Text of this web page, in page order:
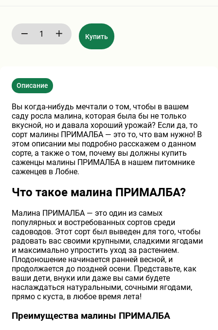
Купить
Описание
Вы когда-нибудь мечтали о том, чтобы в вашем
саду росла малина, которая была бы не только
вкусной, но и давала хороший урожай? Если да, то
сорт малины ПРИМАЛБА — это то, что вам нужно! В
этом описании мы подробно расскажем о данном
сорте, а также о том, почему вы должны купить
саженцы малины ПРИМАЛБА в нашем питомнике
саженцев в Лобне.
Что такое малина ПРИМАЛБА?
Малина ПРИМАЛБА — это один из самых
популярных и востребованных сортов среди
садоводов. Этот сорт был выведен для того, чтобы
радовать вас своими крупными, сладкими ягодами
и максимально упростить уход за растением.
Плодоношение начинается ранней весной, и
продолжается до поздней осени. Представьте, как
ваши дети, внуки или даже вы сами будете
наслаждаться натуральными, сочными ягодами,
прямо с куста, в любое время лета!
Преимущества малины ПРИМАЛБА